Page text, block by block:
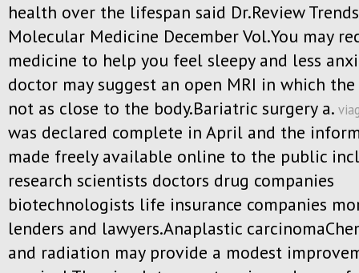
health over the lifespan said Dr.Review
Molecular Medicine December Vol.You may
medicine to help you feel sleepy and less
doctor may suggest an open MRI in which
not as close to the body.Bariatric surgery a.
was declared complete in April and the
made freely available online to the public
research scientists doctors drug companies
biotechnologists life insurance companies
lenders and lawyers.Anaplastic
and radiation may provide a modest